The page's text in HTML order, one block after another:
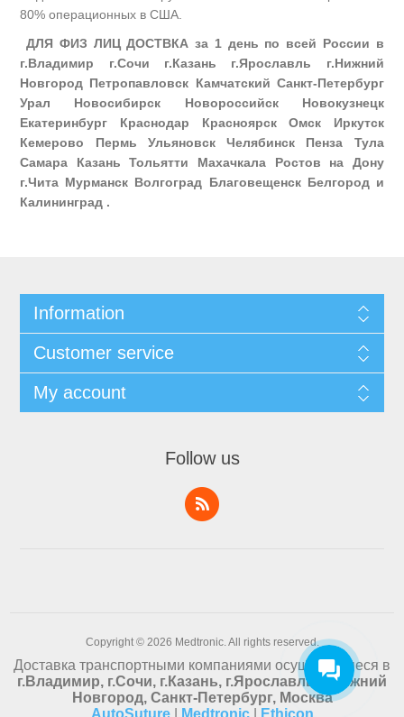
80% операционных в США.
ДЛЯ ФИЗ ЛИЦ ДОСТВКА за 1 день по всей России в
г.Владимир г.Сочи г.Казань г.Ярославль г.Нижний
Новгород Петропавловск Камчатский Санкт-Петербург
Урал Новосибирск Новороссийск Новокузнецк
Екатеринбург Краснодар Красноярск Омск Иркутск
Кемерово Пермь Ульяновск Челябинск Пенза Тула
Самара Казань Тольятти Махачкала Ростов на Дону
г.Чита Мурманск Волгоград Благовещенск Белгород и
Калининград .
Information
Customer service
My account
Follow us
Copyright © 2026 Medtronic. All rights reserved.
Доставка транспортными компаниями осуществляеся в
г.Владимир, г.Сочи, г.Казань, г.Ярославль, г.Нижний
Новгород, Санкт-Петербург, Москва
AutoSuture| Medtronic| Ethicon